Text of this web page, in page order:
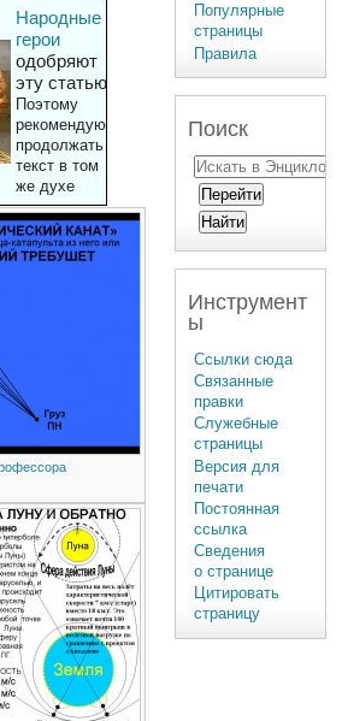
Народные
герои
одобряют
эту статью
Поэтому
рекомендуют
продолжать
текст в том
же духе
Популярные
страницы
Правила
Поиск
Инструмент
ы
Ссылки сюда
Связанные
правки
Служебные
страницы
Версия для
печати
Постоянная
ссылка
Сведения
о странице
Цитировать
страницу